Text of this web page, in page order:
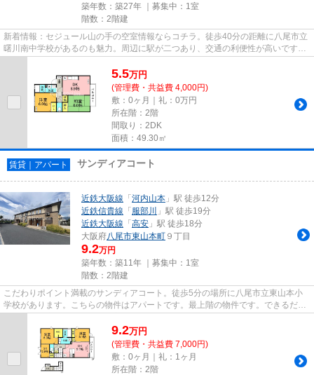
築年数：築27年 ｜募集中： 1室
階数：2階建
新着情報：セジュール山の手の空室情報ならコチラ。徒歩40分の距離に八尾市立
曙川南中学校があるのも魅力。周辺に駅が二つあり、交通の利便性が高いです。
自走式の駐車場がある物件で...
5.5万円
(管理費・共益費 4,000円)
敷：0ヶ月｜礼：0万円
所在階：2階
間取り：2DK
面積：49.30㎡
賃貸｜アパート サンディアコート
近鉄大阪線 「河内山本 」駅 徒歩12分
近鉄信貴線 「服部川
」駅 徒歩19分
近鉄大阪線 「高安 」駅 徒歩18分
大阪府八尾市東山本町 ９丁目
9.2万円
築年数：築11年 ｜募集中： 1室
階数：2階建
こだわりポイント満載のサンディアコート。徒歩5分の場所に八尾市立東山本小
学校があります。こちらの物件はアパートです。最上階の物件です。できるだけ
早めに不動産情報を集めたい方...
9.2万円
(管理費・共益費 7,000円)
敷：0ヶ月｜礼：1ヶ月
所在階：2階